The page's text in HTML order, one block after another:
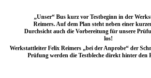
„Unser“ Bus kurz vor Testbeginn in der
Reimers. Auf dem Plan steht neben einer
Durchsicht auch die Vorbereitung für unsere
los!
Werkstattleiter Felix Reimers „bei der Anprobe“ der
Prüfung werden die Testbleche direkt hinter den